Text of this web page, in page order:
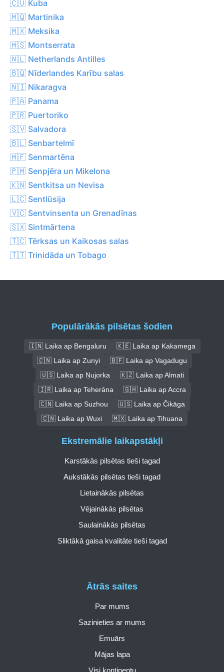
🇨🇺 Kuba
🇲🇶 Martinika
🇲🇽 Meksika
🇲🇸 Montserrata
🇳🇱 Netherlands Antilles
🇧🇶 Nīderlandes Karību salas
🇳🇮 Nikaragva
🇵🇦 Panama
🇵🇷 Puertoriko
🇸🇻 Salvadora
🇧🇱 Senbartelmī
🇲🇫 Senmartēna
🇵🇲 Senpjēra un Mikelona
🇰🇳 Sentkitsa un Nevisa
🇱🇨 Sentlūsija
🇻🇨 Sentvinsenta un Grenadīnas
🇸🇽 Sintmārtena
🇹🇨 Tērksas un Kaikosas salas
🇹🇹 Trinidāda un Tobago
Populārākās pilsētas šodien
🇮🇳 Laika ap Bengaluru
🇰🇪 Laika ap Kakamega
🇨🇳 Laika ap Zunyi
🇧🇫 Laika ap Vagadugu
🇺🇸 Laika ap Ņujorka
🇰🇿 Laika ap Almati
🇮🇷 Laika ap Teherāna
🇬🇭 Laika ap Accra
🇨🇳 Laika ap Suzhou
🇺🇸 Laika ap Čikāga
🇨🇳 Laika ap Wuxi
🇲🇽 Laika ap Tihuana
Ātrās saites
Par mums
Sazinieties ar mums
Emuārs
Mājas lapa
Visi kontinentu
Ekstremālie laikapstākļi
Karstākās pilsētas tieši tagad
Aukstākās pilsētas tieši tagad
Lietainākās pilsētas
Vējainākās pilsētas
Saulainākās pilsētas
Sliktākā gaisa kvalitāte tieši tagad